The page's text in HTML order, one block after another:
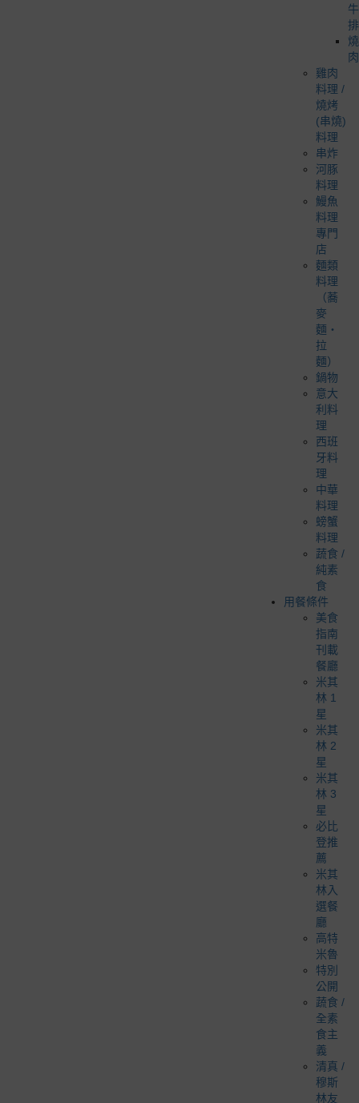
牛
排
燒
肉
雞肉
料理 /
燒烤
(串燒)
料理
串炸
河豚
料理
鰻魚
料理
專門
店
麵類
料理
（蕎
麥
麵・
拉
麵）
鍋物
意大
利料
理
西班
牙料
理
中華
料理
螃蟹
料理
蔬食 /
純素
食
用餐條件
美食
指南
刊載
餐廳
米其
林 1
星
米其
林 2
星
米其
林 3
星
必比
登推
薦
米其
林入
選餐
廳
高特
米魯
特別
公開
蔬食 /
全素
食主
義
清真 /
穆斯
林友